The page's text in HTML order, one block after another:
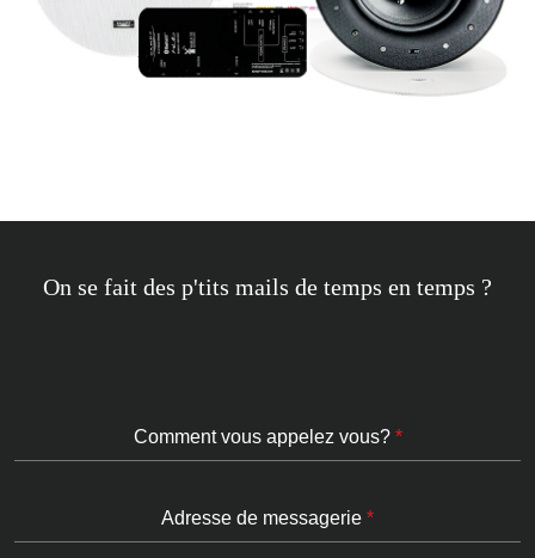
On se fait des p'tits mails de temps en temps ?
Comment vous appelez vous? *
Adresse de messagerie *